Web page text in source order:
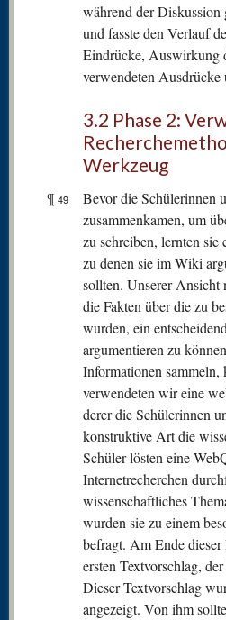
während der Diskussion
und fasste den Verlauf
Eindrücke, Auswirkung
verwendeten Ausdrücke
3.2 Phase 2:
Werkzeug
¶ 49
Bevor die Schülerinnen
zusammenkamen, um
zu schreiben, lernten sie
zu denen sie im Wiki
sollten. Unserer
die Fakten über die zu
wurden, ein
argumentieren zu
Informationen
verwendeten wir eine
derer die Schülerinnen
konstruktive Art die
Schüler lösten eine
Internetrecherchen
wissenschaftliches
wurden sie zu einem
befragt. Am Ende dieser
ersten Textvorschlag,
Dieser Textvorschlag
angezeigt. Von ihm